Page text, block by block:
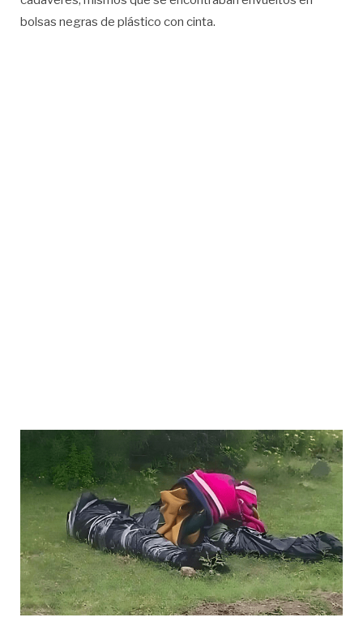
bolsas negras de plástico con cinta.